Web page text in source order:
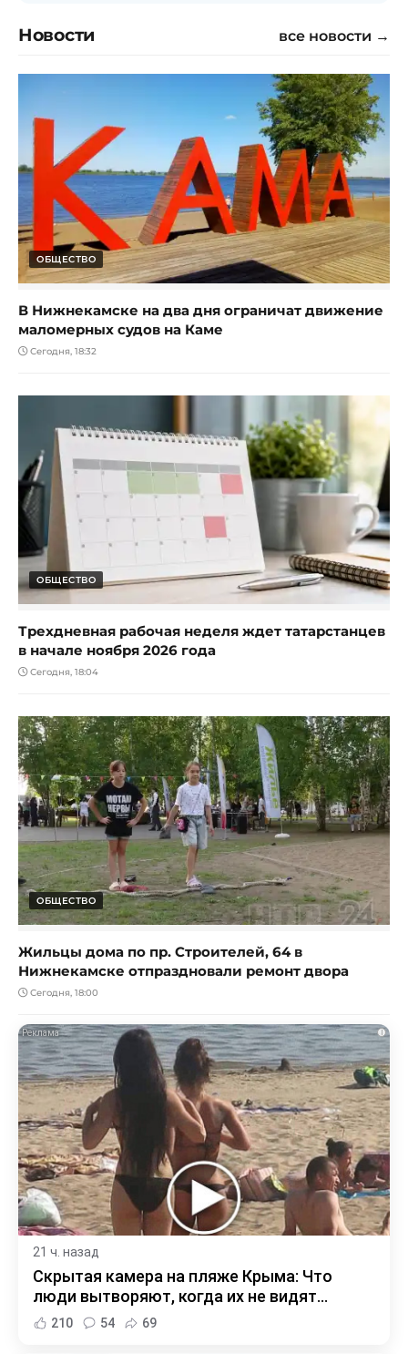
Новости все новости →
ОБЩЕСТВО
В Нижнекамске на два дня ограничат движение
маломерных судов на Каме
Сегодня, 18:32
ОБЩЕСТВО
Трехдневная рабочая неделя ждет татарстанцев
в начале ноября 2026 года
Сегодня, 18:04
ОБЩЕСТВО
Жильцы дома по пр. Строителей, 64 в
Нижнекамске отпраздновали ремонт двора
Сегодня, 18:00
i
21 ч. назад
Скрытая камера на пляже Крыма: Что
люди вытворяют, когда их не видят...
210 54 69